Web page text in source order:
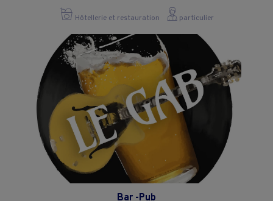
Hôtellerie et restauration particulier
Bar -Pub